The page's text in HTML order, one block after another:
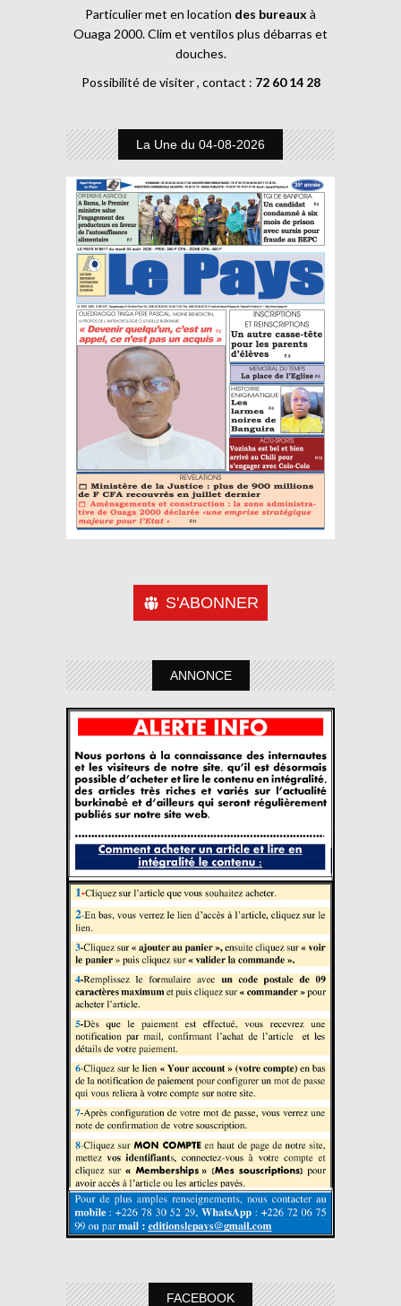
Particulier met en location des bureaux à
Ouaga 2000. Clim et ventilos plus débarras et
douches.
Possibilité de visiter , contact : 72 60 14 28
La Une du 04-08-2026
S'ABONNER
ANNONCE
FACEBOOK